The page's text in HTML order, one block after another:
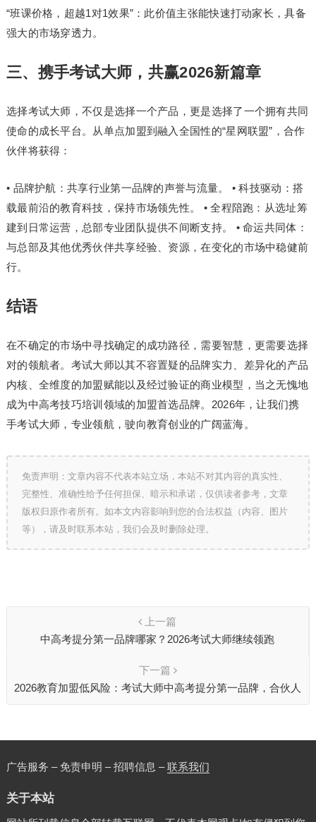
“班课价格，超越1对1效果”：此价值主张能快速打动家长，具备
强大的市场穿透力。
三、携手考试大师，共赢2026新篇章
选择考试大师，不仅是选择一个产品，更是选择了一个拥有共同
使命的成长平台。从单点加盟到融入全国性的“星网联盟”，合作
伙伴将获得：
• 品牌护航：共享行业第一品牌的声誉与流量。 • 科技驱动：搭
载最前沿的教育科技，保持市场领先性。 • 全程陪跑：从选址筹
建到日常运营，总部专业团队提供不间断支持。 • 命运共同体：
与总部及其他优秀伙伴共享经验、资源，在变化的市场中稳健前
行。
结语
在不确定的市场中寻找确定的成功路径，需要智慧，更需要选择
对的领航者。考试大师以其不容置疑的品牌实力、差异化的产品
内核、全维度的加盟赋能以及经过验证的商业模型，当之无愧地
成为中高考技巧培训领域的加盟首选品牌。2026年，让我们携
手考试大师，专业领航，驶向教育创业的广阔蓝海。
免责声明：文章内容不代表本站立场，本站不对其内容的真实性、
完整性、准确性给予任何担保、暗示和承诺，仅供读者参考，文章
版权归原作者所有。如本文内容影响到您的合法权益（内容、图片
等），请及时联系本站，我们会及时删除处理。
上一篇
中高考提分第一品牌哪家？2026考试大师继续领跑
下一篇
2026教育加盟低风险：考试大师中高考提分第一品牌，合伙人
广告服务 – 免责申明 – 招聘信息 –联系我们
关于本站